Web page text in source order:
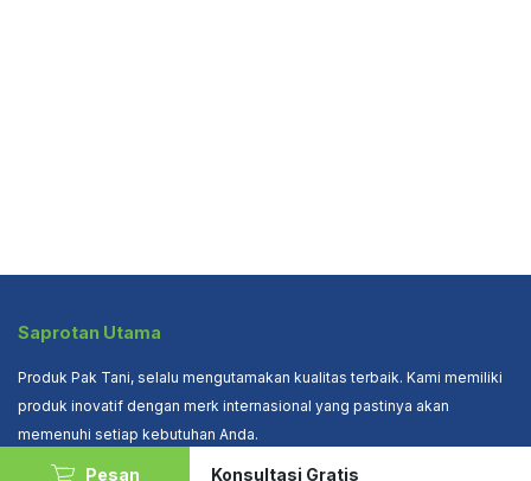
Pesan Konsultasi Gratis
Saprotan Utama
Produk Pak Tani, selalu mengutamakan kualitas terbaik. Kami memiliki
produk inovatif dengan merk internasional yang pastinya akan
memenuhi setiap kebutuhan Anda.